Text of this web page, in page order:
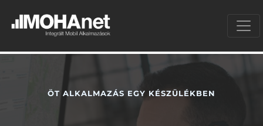
ÖT ALKALMAZÁS EGY KÉSZÜLÉKBEN